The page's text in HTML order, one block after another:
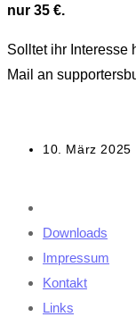
nur 35 €.
Solltet ihr Interesse
Mail an
Beitrag
10. März 2025
Downloads
Impressum
Kontakt
Links